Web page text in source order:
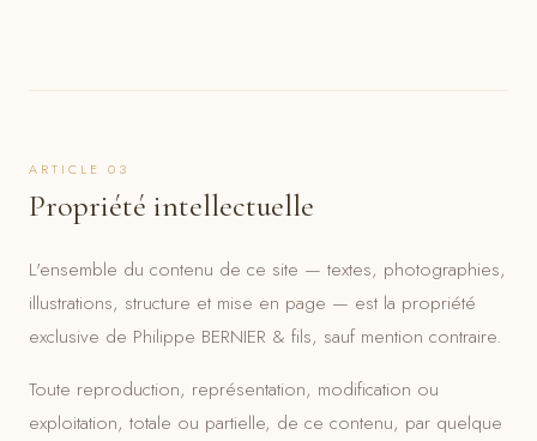
ARTICLE 03
Propriété intellectuelle
L'ensemble du contenu de ce site — textes, photographies,
illustrations, structure et mise en page — est la propriété
exclusive de Philippe BERNIER & fils, sauf mention contraire.
Toute reproduction, représentation, modification ou
exploitation, totale ou partielle, de ce contenu, par quelque